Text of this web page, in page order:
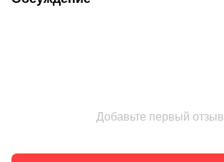
Добавьте первый отзыв